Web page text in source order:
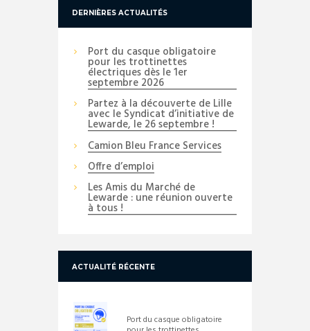
DERNIÈRES ACTUALITÉS
Port du casque obligatoire
pour les trottinettes
électriques dès le 1er
septembre 2026
Partez à la découverte de Lille
avec le Syndicat d’initiative de
Lewarde, le 26 septembre !
Camion Bleu France Services
Offre d’emploi
Les Amis du Marché de
Lewarde : une réunion ouverte
à tous !
ACTUALITÉ RÉCENTE
Port du casque obligatoire